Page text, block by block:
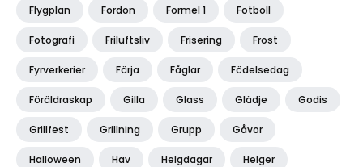
Flygplan Fordon Formel 1 Fotboll
Fotografi Friluftsliv Frisering Frost
Fyrverkerier Färja Fåglar Födelsedag
Föräldraskap Gilla Glass Glädje Godis
Grillfest Grillning Grupp Gåvor
Halloween Hav Helgdagar Helger